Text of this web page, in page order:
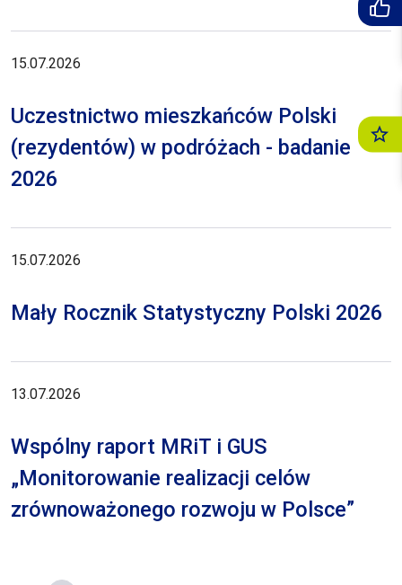
15.07.2026
Uczestnictwo mieszkańców Polski
(rezydentów) w podróżach - badanie
2026
15.07.2026
Mały Rocznik Statystyczny Polski 2026
13.07.2026
Wspólny raport MRiT i GUS
„Monitorowanie realizacji celów
zrównoważonego rozwoju w Polsce”